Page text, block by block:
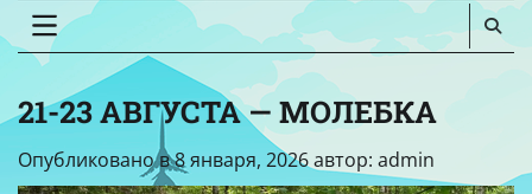
21-23 АВГУСТА — МОЛЕБКА
Опубликовано в8 января, 2026автор: admin